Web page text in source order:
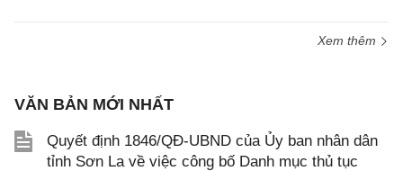
Xem thêm
VĂN BẢN MỚI NHẤT
Quyết định 1846/QĐ-UBND của Ủy ban nhân dân
tỉnh Sơn La về việc công bố Danh mục thủ tục